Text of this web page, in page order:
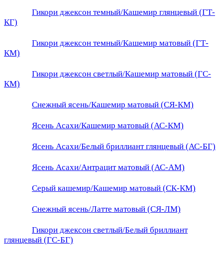
Гикори джексон темный/Кашемир глянцевый (ГТ-
КГ)
Гикори джексон темный/Кашемир матовый (ГТ-
КМ)
Гикори джексон светлый/Кашемир матовый (ГС-
КМ)
Снежный ясень/Кашемир матовый (СЯ-КМ)
Ясень Асахи/Кашемир матовый (АС-КМ)
Ясень Асахи/Белый бриллиант глянцевый (АС-БГ)
Ясень Асахи/Антрацит матовый (АС-АМ)
Серый кашемир/Кашемир матовый (СК-КМ)
Снежный ясень/Латте матовый (СЯ-ЛМ)
Гикори джексон светлый/Белый бриллиант
глянцевый (ГС-БГ)